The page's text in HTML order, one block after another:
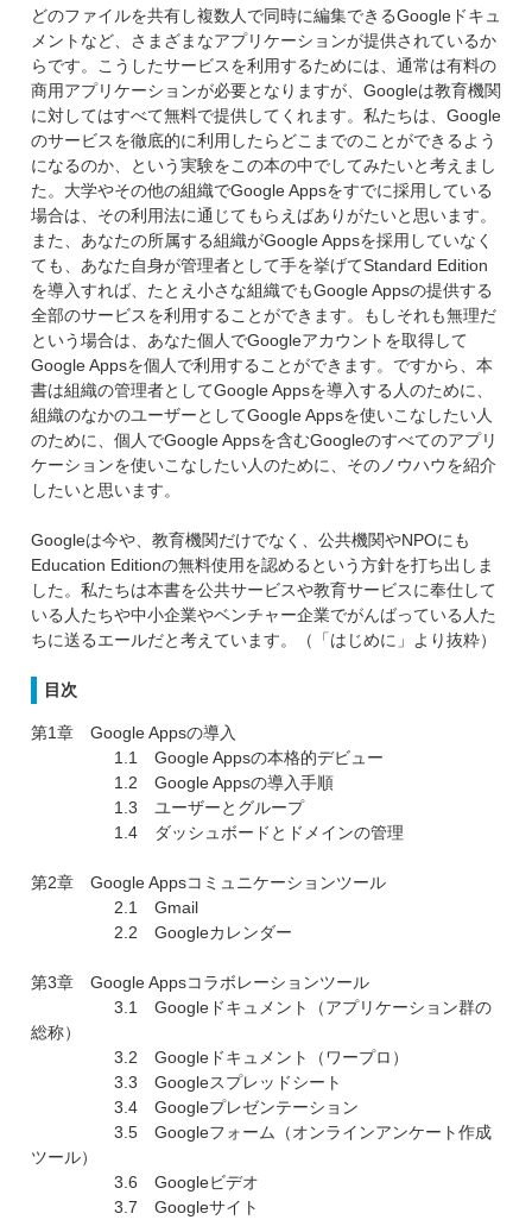
どのファイルを共有し複数人で同時に編集できるGoogleドキュ
メントなど、さまざまなアプリケーションが提供されているか
らです。こうしたサービスを利用するためには、通常は有料の
商用アプリケーションが必要となりますが、Googleは教育機関
に対してはすべて無料で提供してくれます。私たちは、Google
のサービスを徹底的に利用したらどこまでのことができるよう
になるのか、という実験をこの本の中でしてみたいと考えまし
た。大学やその他の組織でGoogle Appsをすでに採用している
場合は、その利用法に通じてもらえばありがたいと思います。
また、あなたの所属する組織がGoogle Appsを採用していなく
ても、あなた自身が管理者として手を挙げてStandard Edition
を導入すれば、たとえ小さな組織でもGoogle Appsの提供する
全部のサービスを利用することができます。もしそれも無理だ
という場合は、あなた個人でGoogleアカウントを取得して
Google Appsを個人で利用することができます。ですから、本
書は組織の管理者としてGoogle Appsを導入する人のために、
組織のなかのユーザーとしてGoogle Appsを使いこなしたい人
のために、個人でGoogle Appsを含むGoogleのすべてのアプリ
ケーションを使いこなしたい人のために、そのノウハウを紹介
したいと思います。
Googleは今や、教育機関だけでなく、公共機関やNPOにも
Education Editionの無料使用を認めるという方針を打ち出しま
した。私たちは本書を公共サービスや教育サービスに奉仕して
いる人たちや中小企業やベンチャー企業でがんばっている人た
ちに送るエールだと考えています。（「はじめに」より抜粋）
目次
第1章 Google Appsの導入
1.1 Google Appsの本格的デビュー
1.2 Google Appsの導入手順
1.3 ユーザーとグループ
1.4 ダッシュボードとドメインの管理
第2章 Google Appsコミュニケーションツール
2.1 Gmail
2.2 Googleカレンダー
第3章 Google Appsコラボレーションツール
3.1 Googleドキュメント（アプリケーション群の
総称）
3.2 Googleドキュメント（ワープロ）
3.3 Googleスプレッドシート
3.4 Googleプレゼンテーション
3.5 Googleフォーム（オンラインアンケート作成
ツール）
3.6 Googleビデオ
3.7 Googleサイト